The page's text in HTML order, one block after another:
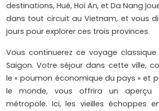
destinations, Hué, Hoi An, et Da Nang
dans tout circuit au Vietnam, et vous
jours pour explorer ces trois provinces.
Vous continuerez ce voyage
Saigon. Votre séjour dans cette ville,
le « poumon économique du pays » et
le monde, vous offrira un aperçu
métropole. Ici, les vieilles échoppes